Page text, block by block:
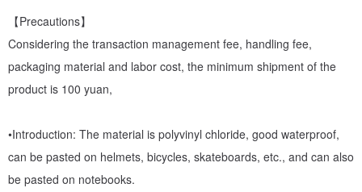
【Precautions】
Considering the transaction management fee, handling fee,
packaging material and labor cost, the minimum shipment of the
product is 100 yuan,
•Introduction: The material is polyvinyl chloride, good waterproof,
can be pasted on helmets, bicycles, skateboards, etc., and can also
be pasted on notebooks.